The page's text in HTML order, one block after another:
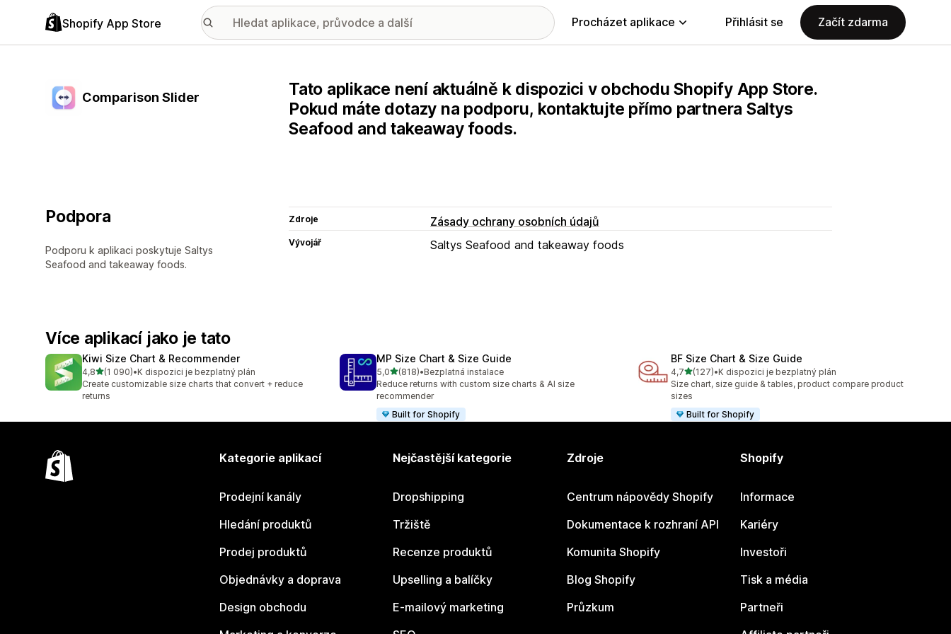
Shopify App Store Procházet aplikace Přihlásit se Začít zdarma
Comparison Slider
Tato aplikace není aktuálně k dispozici v obchodu Shopify App Store.
Pokud máte dotazy na podporu, kontaktujte přímo partnera Saltys
Seafood and takeaway foods.
Podpora
Podporu k aplikaci poskytuje Saltys
Seafood and takeaway foods.
Zdroje Zásady ochrany osobních údajů
Vývojář Saltys Seafood and takeaway foods
Více aplikací jako je tato
Kiwi Size Chart & Recommender
4,8z 5 hvězd
(1 090)
Celkový počet recenzí: 1090
•K dispozici je bezplatný plán
Create customizable size charts that convert + reduce
returns
MP Size Chart & Size Guide
5,0z 5 hvězd
(818)
Celkový počet recenzí: 818
•Bezplatná instalace
Reduce returns with custom size charts & AI size
recommender
Built for Shopify
BF Size Chart & Size Guide
4,7z 5 hvězd
(127)
Celkový počet recenzí: 127
•K dispozici je bezplatný plán
Size chart, size guide & tables, product compare product
sizes
Built for Shopify
Kategorie aplikací
Prodejní kanály
Hledání produktů
Prodej produktů
Objednávky a doprava
Design obchodu
Nejčastější kategorie
Dropshipping
Tržiště
Recenze produktů
Upselling a balíčky
E-mailový marketing
Zdroje
Centrum nápovědy Shopify
Dokumentace k rozhraní API
Komunita Shopify
Blog Shopify
Průzkum
Shopify
Informace
Kariéry
Investoři
Tisk a média
Partneři